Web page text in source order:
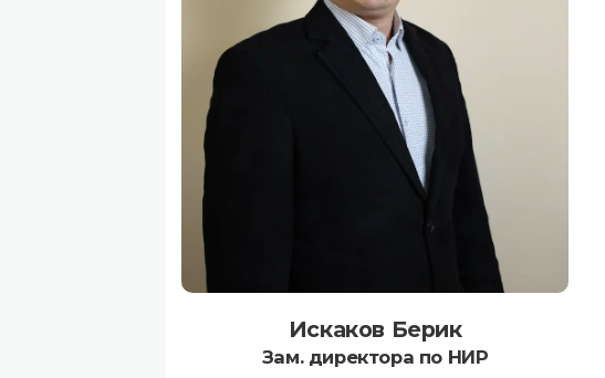
Искаков Берик
Зам. директора по НИР